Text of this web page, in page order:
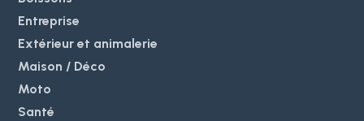
Entreprise
Extérieur et animalerie
Maison / Déco
Moto
Santé